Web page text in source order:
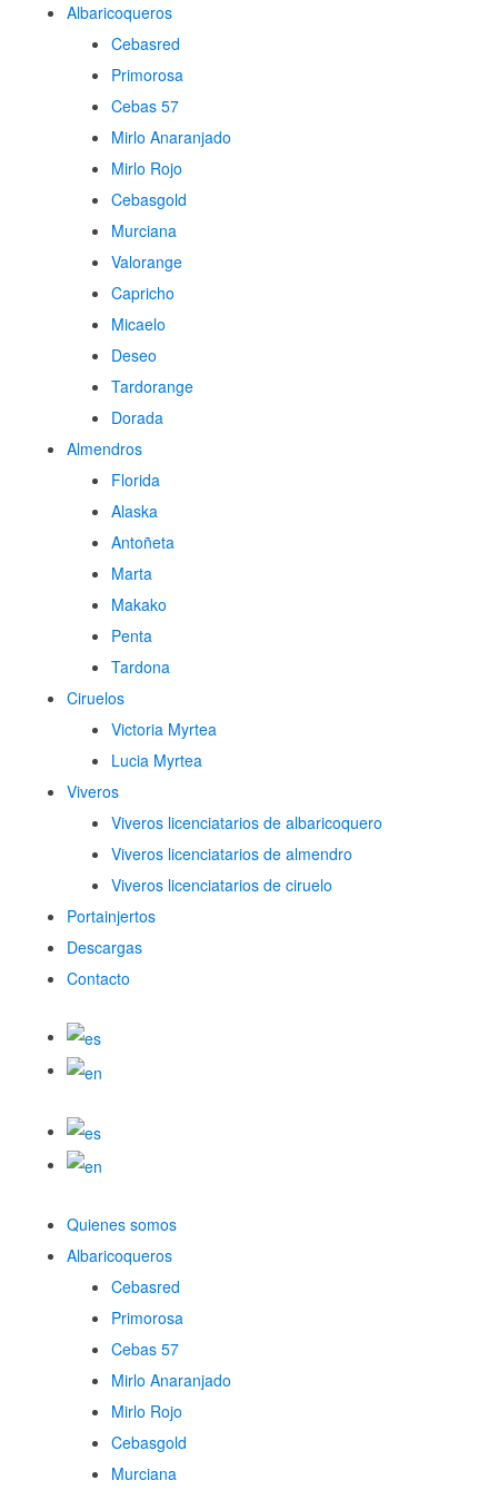
Albaricoqueros
Cebasred
Primorosa
Cebas 57
Mirlo Anaranjado
Mirlo Rojo
Cebasgold
Murciana
Valorange
Capricho
Micaelo
Deseo
Tardorange
Dorada
Almendros
Florida
Alaska
Antoñeta
Marta
Makako
Penta
Tardona
Ciruelos
Victoria Myrtea
Lucia Myrtea
Viveros
Viveros licenciatarios de albaricoquero​
Viveros licenciatarios de almendro​
Viveros licenciatarios de ciruelo
Portainjertos
Descargas
Contacto
Quienes somos
Albaricoqueros
Cebasred
Primorosa
Cebas 57
Mirlo Anaranjado
Mirlo Rojo
Cebasgold
Murciana